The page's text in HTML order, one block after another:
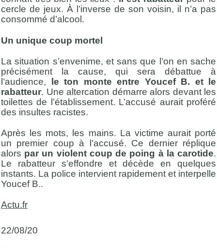
cercle de jeux. À l’inverse de son voisin, il n’a pas
consommé d’alcool.
Un unique coup mortel
La situation s’envenime, et sans que l’on en sache
précisément la cause, qui sera débattue à
l’audience, le ton monte entre Youcef B. et le
rabatteur. Une altercation démarre alors devant les
toilettes de l’établissement. L’accusé aurait proféré
des insultes racistes.
Après les mots, les mains. La victime aurait porté
un premier coup à l’accusé. Ce dernier réplique
alors par un violent coup de poing à la carotide.
Le rabatteur s’effondre et décède en quelques
instants. La police intervient rapidement et interpelle
Youcef B..
Actu.fr
22/08/20